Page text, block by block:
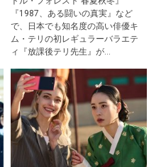
『1987、ある闘いの真実』など
で、日本でも知名度の高い俳優キ
ム・テリの初レギュラーバラエテ
ィ『放課後テリ先生』が...